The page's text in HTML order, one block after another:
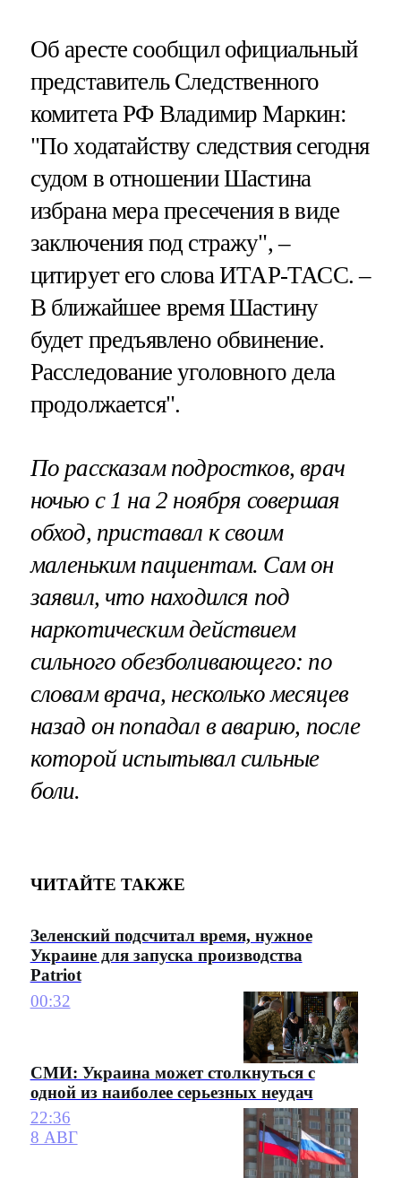
Об аресте сообщил официальный
представитель Следственного
комитета РФ Владимир Маркин:
"По ходатайству следствия сегодня
судом в отношении Шастина
избрана мера пресечения в виде
заключения под стражу", –
цитирует его слова ИТАР-ТАСС. –
В ближайшее время Шастину
будет предъявлено обвинение.
Расследование уголовного дела
продолжается".
По рассказам подростков, врач
ночью с 1 на 2 ноября совершая
обход, приставал к своим
маленьким пациентам. Сам он
заявил, что находился под
наркотическим действием
сильного обезболивающего: по
словам врача, несколько месяцев
назад он попадал в аварию, после
которой испытывал сильные
боли.
ЧИТАЙТЕ ТАКЖЕ
Зеленский подсчитал время, нужное
Украине для запуска производства
Patriot
00:32
СМИ: Украина может столкнуться с
одной из наиболее серьезных неудач
22:36
8 АВГ